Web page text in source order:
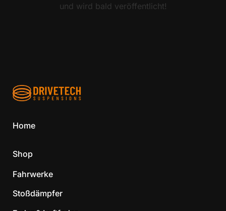
und wird bald veröffentlicht!
Home
Shop
Fahrwerke
Stoßdämpfer